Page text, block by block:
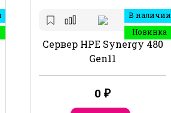
В наличии
Новинка
Сервер HPE Synergy 480
Gen11
0 ₽